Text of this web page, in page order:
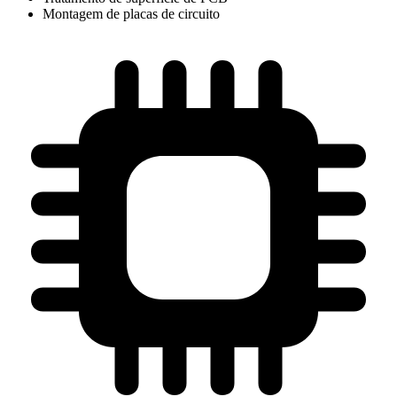
Montagem de placas de circuito